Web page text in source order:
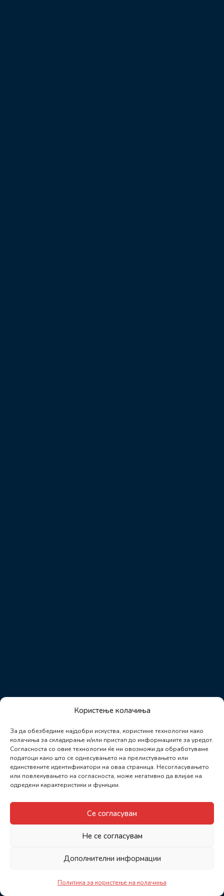
Користење колачиња
За да обезбедиме најдобри искуства, користиме технологии како
колачиња за складирање и/или пристап до информациите за уредот.
Согласноста со овие технологии ќе ни овозможи да обработуваме
податоци како што се однесувањето на прелистувањето или
единствените идентификатори на оваа страница. Несогласувањето
или повлекувањето на согласноста, може негативно да влијае на
одредени карактеристики и функции.
Се согласувам
Не се согласувам
Дополнителни информации
Политика за користење на колачиња